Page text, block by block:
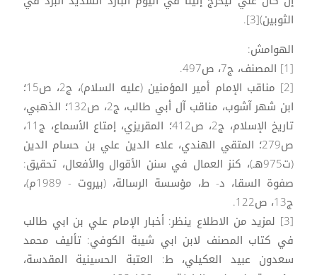
الثوبين)[3].
الهوامش:
[1] المصنف، ج7، ص497.
[2] مناقب الإمام أمير المؤمنين (عليه السلام)، ج2، ص15؛
ابن شهر آشوب، مناقب آل أبي طالب، ج2، ص132؛ الذهبي،
تاريخ الإسلام، ج2، ص412؛ المقريزي، إمتاع الأسماع، ج11،
ص279؛ المتقي الهندي، علاء الدين علي بن حسام الدين
(ت975هـ)، كنز العمال في سنن الأقوال والأفعال، تحقيق:
صفوة السقا، د- ط، مؤسسة الرسالة، (بيروت - 1989م)،
ج13، ص122.
[3] لمزيد من الاطلاع ينظر: أخبار الإمام علي بن ابي طالب
في كتاب المصنف لابن ابي شيبة الكوفي: تأليف محمد
سعدون عبيد العكيلي، ط: العتبة الحسينية المقدسة،